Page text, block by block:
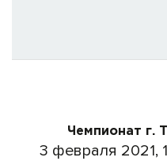
Чемпионат г.
3 февраля 2021,